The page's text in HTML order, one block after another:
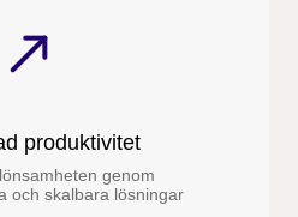
produktivitet
genom
och skalbara lösningar